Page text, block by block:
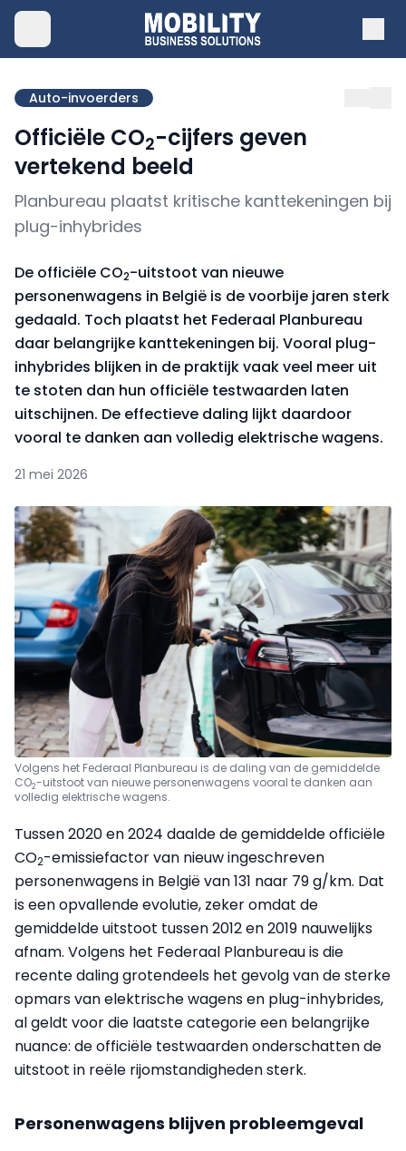
Auto-invoerders
Officiële CO2-cijfers geven
vertekend beeld
Planbureau plaatst kritische kanttekeningen bij
plug-inhybrides
De officiële CO2-uitstoot van nieuwe
personenwagens in België is de voorbije jaren sterk
gedaald. Toch plaatst het Federaal Planbureau
daar belangrijke kanttekeningen bij. Vooral plug-
inhybrides blijken in de praktijk vaak veel meer uit
te stoten dan hun officiële testwaarden laten
uitschijnen. De effectieve daling lijkt daardoor
vooral te danken aan volledig elektrische wagens.
21 mei 2026
Volgens het Federaal Planbureau is de daling van de gemiddelde
CO2-uitstoot van nieuwe personenwagens vooral te danken aan
volledig elektrische wagens.
Tussen 2020 en 2024 daalde de gemiddelde officiële
CO2-emissiefactor van nieuw ingeschreven
personenwagens in België van 131 naar 79 g/km. Dat
is een opvallende evolutie, zeker omdat de
gemiddelde uitstoot tussen 2012 en 2019 nauwelijks
afnam. Volgens het Federaal Planbureau is die
recente daling grotendeels het gevolg van de sterke
opmars van elektrische wagens en plug-inhybrides,
al geldt voor die laatste categorie een belangrijke
nuance: de officiële testwaarden onderschatten de
uitstoot in reële rijomstandigheden sterk.
Personenwagens blijven probleemgeval